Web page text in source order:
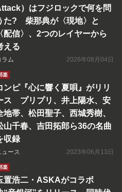
）はフジロックで何を問
た? 柴那典が〈現地〉と
〈配信〉、2つのレイヤーから
える
ラム 2026年08月04日
楽
ンピ『心に響く夏唄』がリリ
ス プリプリ、井上陽水、安
地帯、松田聖子、西城秀樹、
山千春、吉田拓郎ら36の名曲
収録
ュース 2023年06月13日
楽
置浩二・ASKAがコラボ